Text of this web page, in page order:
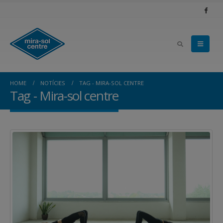
HOME NOTÍCIES TAG - MIRA-SOL CENTRE
Tag - Mira-sol centre